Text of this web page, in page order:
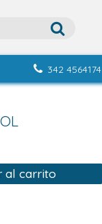
342 4564174
al carrito